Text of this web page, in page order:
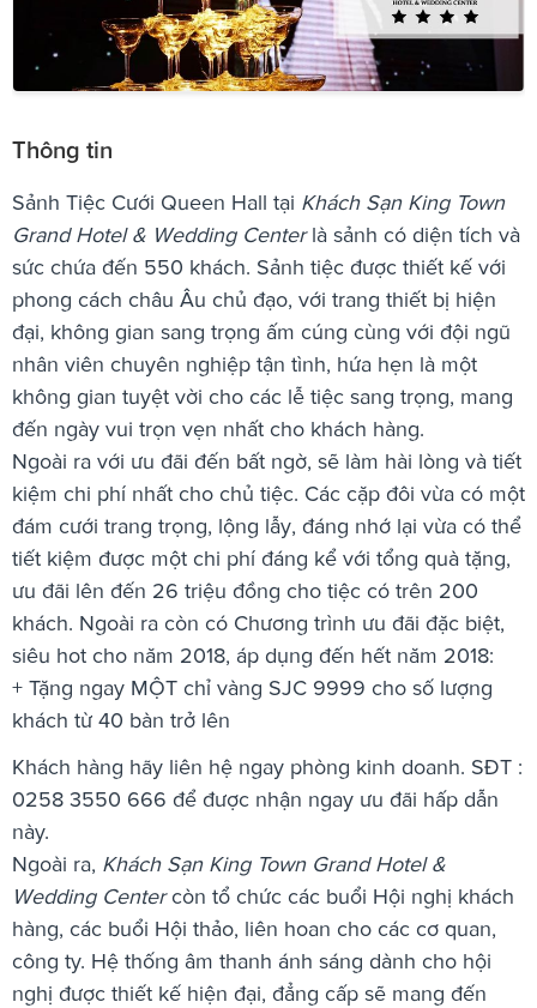
Thông tin
Sảnh Tiệc Cưới Queen Hall tại Khách Sạn King Town
Grand Hotel & Wedding Centerlà sảnh có diện tích và
sức chứa đến 550 khách. Sảnh tiệc được thiết kế với
phong cách châu Âu chủ đạo, với trang thiết bị hiện
đại, không gian sang trọng ấm cúng cùng với đội ngũ
nhân viên chuyên nghiệp tận tình, hứa hẹn là một
không gian tuyệt vời cho các lễ tiệc sang trọng, mang
đến ngày vui trọn vẹn nhất cho khách hàng.
Ngoài ra với ưu đãi đến bất ngờ, sẽ làm hài lòng và tiết
kiệm chi phí nhất cho chủ tiệc. Các cặp đôi vừa có một
đám cưới trang trọng, lộng lẫy, đáng nhớ lại vừa có thể
tiết kiệm được một chi phí đáng kể với tổng quà tặng,
ưu đãi lên đến 26 triệu đồng cho tiệc có trên 200
khách. Ngoài ra còn có Chương trình ưu đãi đặc biệt,
siêu hot cho năm 2018, áp dụng đến hết năm 2018:
+ Tặng ngay MỘT chỉ vàng SJC 9999 cho số lượng
khách từ 40 bàn trở lên
Khách hàng hãy liên hệ ngay phòng kinh doanh. SĐT :
0258 3550 666 để được nhận ngay ưu đãi hấp dẫn
này.
Ngoài ra, Khách Sạn King Town Grand Hotel &
Wedding Centercòn tổ chức các buổi Hội nghị khách
hàng, các buổi Hội thảo, liên hoan cho các cơ quan,
công ty. Hệ thống âm thanh ánh sáng dành cho hội
nghị được thiết kế hiện đại, đẳng cấp sẽ mang đến